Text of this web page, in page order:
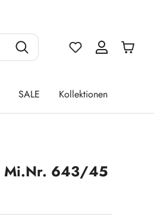
Du hast 0
SALE Kollektionen
Mi.Nr. 643/45